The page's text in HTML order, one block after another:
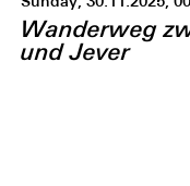
Wanderweg
und Jever